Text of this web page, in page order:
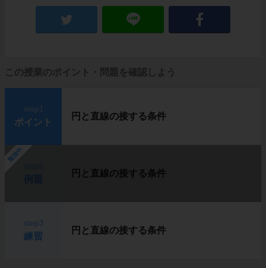
この授業のポイント・問題を確認しよう
ポイント
円と直線の接する条件
勉強中
円と直線の接する条件
練習
円と直線の接する条件